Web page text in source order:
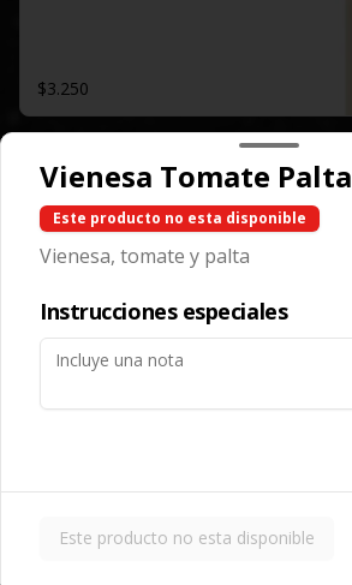
$3.250
Sprite
$2.250
Lata.
Vienesa Tomate Palta
Este producto no esta disponible
Vienesa, tomate y palta
Instrucciones especiales
Este producto no esta disponible